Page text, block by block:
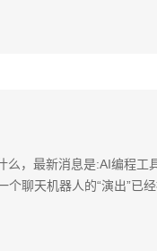
么，最新消息是:AI编程工
聊天机器人的“演出”已